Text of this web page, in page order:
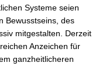
Systeme seien
Bewusstseins, des
mitgestalten. Derzeit
Anzeichen für
ganzheitlicheren